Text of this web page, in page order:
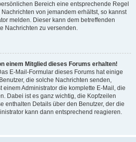
Bereich eine entsprechende Regel
von jemandem erhältst, so kannst
melden. Dieser kann dem betreffenden
Nachrichten zu versenden.
einem Mitglied dieses Forums erhalten!
E-Mail-Formular dieses Forums hat einige
die solche Nachrichten senden,
Administrator die komplette E-Mail, die
Dabei ist es ganz wichtig, die Kopfzeilen
enthalten Details über den Benutzer, der die
kann dann entsprechend reagieren.